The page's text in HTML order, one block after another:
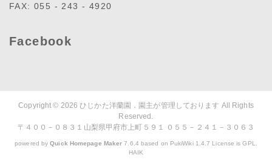
FAX: 055 - 243 - 4920
Facebook
Copyright © 2026ひじかた洋蘭園．園主が管理しております All Rights
Reserved.
〒４００－０８３１山梨県甲府市上町５９１ ０５５－２４１－３０６３
powered byQuick Homepage Maker 7.6.4 based on PukiWiki 1.4.7 License is GPL.
HAIK